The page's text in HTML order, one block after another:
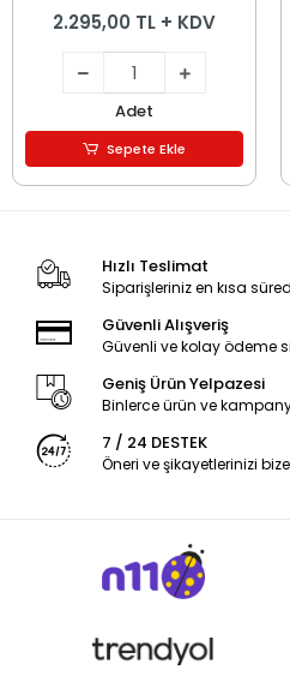
2.295,00 TL + KDV
Adet
Sepete Ekle
Hızlı Teslimat
Siparişleriniz en kısa
Güvenli Alışveriş
Güvenli ve kolay ödeme
Geniş Ürün Yelpazesi
Binlerce ürün ve
7 / 24 DESTEK
Öneri ve şikayetlerinizi